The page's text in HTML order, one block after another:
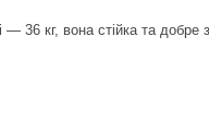
36 кг, вона стійка та добре